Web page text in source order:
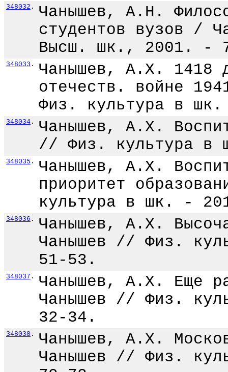
348032 .
Чанышев, А.Н.
студентов вузов /
Высш. шк., 2001. -
348033 .
Чанышев, А.Х. 1418
отечеств. войне
Физ. культура в
348034 .
Чанышев, А.Х.
// Физ. культура
348035 .
Чанышев, А.Х.
приоритет
культура в шк. -
348036 .
Чанышев, А.Х.
Чанышев // Физ.
51-53.
348037 .
Чанышев, А.Х. Еще
Чанышев // Физ.
32-34.
348038 .
Чанышев, А.Х.
Чанышев // Физ.